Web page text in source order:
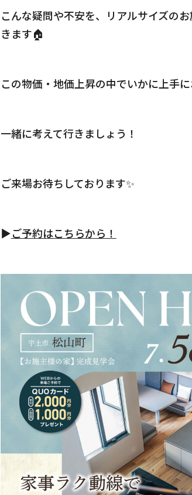
Who
こんな疑問や不安を、リアルサイズの
きます🏠
この物価・地価上昇の中でいかに上手
一緒に考えて行きましょう！
ご来場お待ちしております✨
▶ご予約はこちらから！